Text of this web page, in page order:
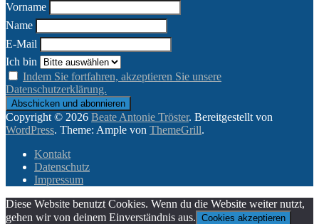
Vorname
Name
E-Mail
Ich bin
Indem Sie fortfahren, akzeptieren Sie unsere
Datenschutzerklärung.
Copyright © 2026 Beate Antonie Tröster. Bereitgestellt von
WordPress. Theme: Ample von ThemeGrill.
Kontakt
Datenschutz
Impressum
Diese Website benutzt Cookies. Wenn du die Website weiter nutzt,
gehen wir von deinem Einverständnis aus. Cookies akzeptieren